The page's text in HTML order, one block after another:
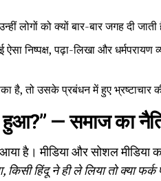
लोगों को क्यों बार-बार जगह दी
निष्पक्ष, पढ़ा-लिखा और धर्मपरायण
तो उसके प्रबंधन में हुए भ्रष्टाचार की
हुआ?” — समाज का
है। मीडिया और सोशल मीडिया
किसी हिंदू ने ही ले लिया तो क्या फर्क